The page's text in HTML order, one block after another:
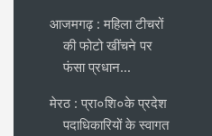
आजमगढ़ : महिला टीचरों
की फोटो खींचने पर
फंसा प्रधान...
मेरठ : प्रा०शि०के प्रदेश
पदाधिकारियों के स्वागत